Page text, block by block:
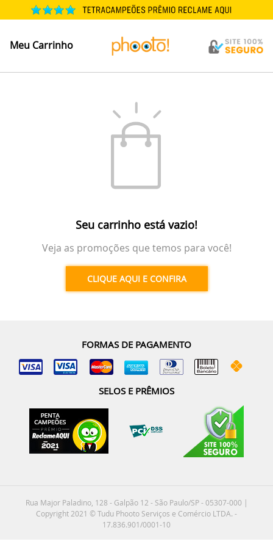
Meu Carrinho
Seu carrinho está vazio!
Veja as promoções que temos para você!
CLIQUE AQUI E CONFIRA
FORMAS DE PAGAMENTO
SELOS E PRÊMIOS
Rua Major Paladino, 128 - Galpão 12 - São Paulo/SP - 05307-000 |
Copyright 2021 © Tudu Phooto Serviços e Comércio LTDA. -
17.836.901/0001-10